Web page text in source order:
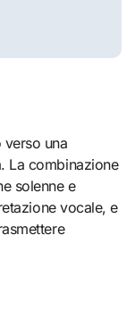
verso una
La combinazione
solenne e
vocale, e